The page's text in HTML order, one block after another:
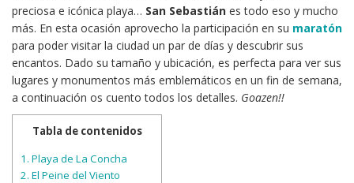
preciosa e icónica playa… San Sebastián es todo eso y mucho
más. En esta ocasión aprovecho la participación en su maratón
para poder visitar la ciudad un par de días y descubrir sus
encantos. Dado su tamaño y ubicación, es perfecta para ver sus
lugares y monumentos más emblemáticos en un fin de semana,
a continuación os cuento todos los detalles. Goazen!!
Tabla de contenidos
1. Playa de La Concha
2. El Peine del Viento